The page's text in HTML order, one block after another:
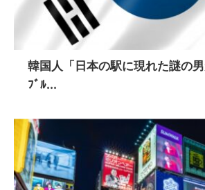
韓国人「日本の駅に現れた謎の
ﾌﾞﾙ...